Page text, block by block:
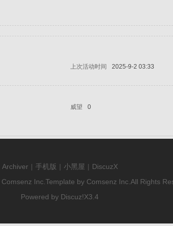
上次活动时间
2025-9-2 03:33
威望
0
Archiver | 手机版 | 小黑屋 | DiscuzX
Comsenz Inc. Template by Comsenz Inc. All Rights
Powered by Discuz!X3.4